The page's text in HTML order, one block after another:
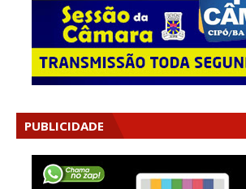
PUBLICIDADE